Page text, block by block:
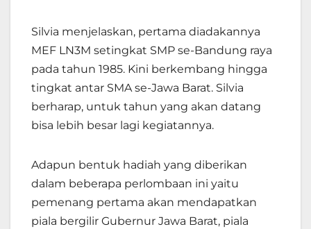
Silvia menjelaskan, pertama diadakannya
MEF LN3M setingkat SMP se-Bandung raya
pada tahun 1985. Kini berkembang hingga
tingkat antar SMA se-Jawa Barat. Silvia
berharap, untuk tahun yang akan datang
bisa lebih besar lagi kegiatannya.
Adapun bentuk hadiah yang diberikan
dalam beberapa perlombaan ini yaitu
pemenang pertama akan mendapatkan
piala bergilir Gubernur Jawa Barat, piala